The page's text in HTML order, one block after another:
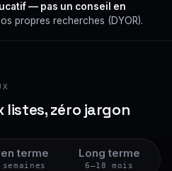
— pas un conseil en
propres recherches (DYOR).
listes, zéro jargon
terme Long terme
6–18 mois